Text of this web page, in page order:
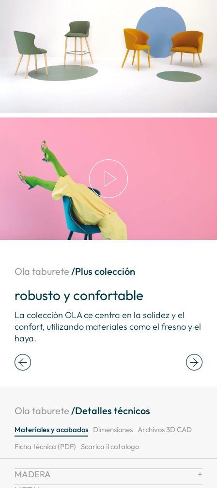
Ola taburete /Plus colección
robusto y confortable
La colección OLA ce centra en la solidez y el
confort, utilizando materiales como el fresno y el
haya.
Ola taburete /Detalles técnicos
Materiales y acabados Dimensiones Archivos 3D CAD
Ficha técnica (PDF) Scarica il catalogo
MADERA